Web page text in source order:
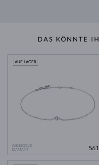
DAS KÖNNTE
WEISSGOLD
DIAMANT
AUF LAGER